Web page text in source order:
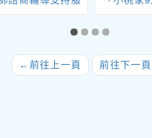
9-12月教師線上
習課程與實體工作
訊
← 前往上一頁 前往下一頁